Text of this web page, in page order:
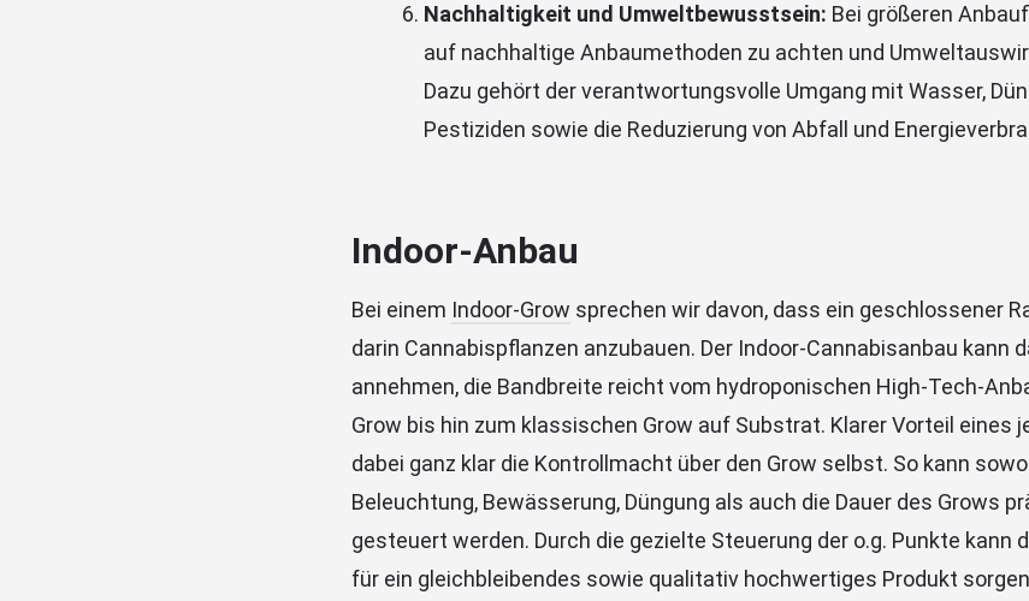
Nachhaltigkeit und Umweltbewusstsein: Bei größeren
auf nachhaltige Anbaumethoden zu achten und
Dazu gehört der verantwortungsvolle Umgang mit Wasser,
Pestiziden sowie die Reduzierung von Abfall und
Indoor-Anbau
Bei einem Indoor-Grow sprechen wir davon, dass ein geschlossener
darin Cannabispflanzen anzubauen. Der Indoor-Cannabisanbau kann
annehmen, die Bandbreite reicht vom hydroponischen High-Tech-
Grow bis hin zum klassischen Grow auf Substrat. Klarer Vorteil eines
dabei ganz klar die Kontrollmacht über den Grow selbst. So kann
Beleuchtung, Bewässerung, Düngung als auch die Dauer des Grows
gesteuert werden. Durch die gezielte Steuerung der o.g. Punkte kann
für ein gleichbleibendes sowie qualitativ hochwertiges Produkt